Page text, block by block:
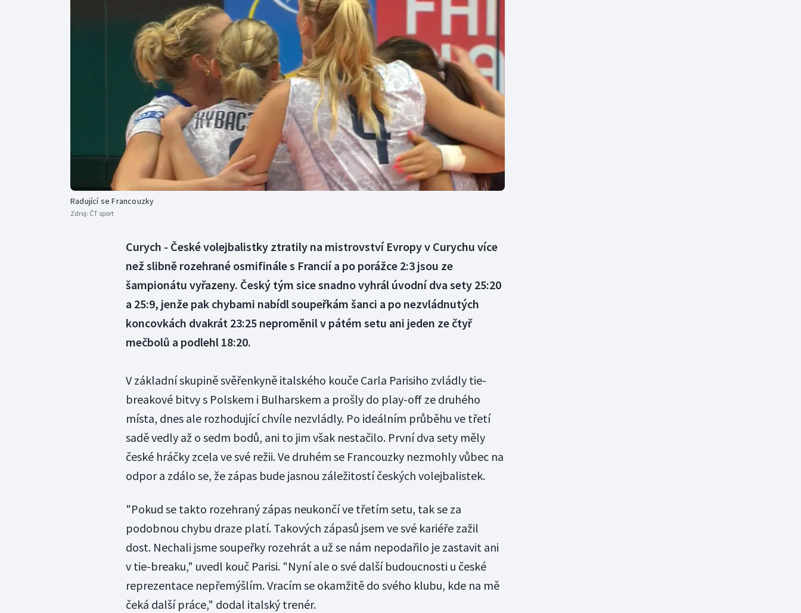
Curling
Dostihy
Florbal
Futsal
Golf
Gymnastika
Moderní pětiboj
Motorsport
Olympijské hry
Parasport
Plavání
Plážový volejbal
Triatlon
Veslování
Vodní slalom
Volejbal
Radující se Francouzky
Zdroj: ČT sport
Curych - České volejbalistky ztratily na mistrovství Evropy v Curychu více
než slibně rozehrané osmifinále s Francií a po porážce 2:3 jsou ze
šampionátu vyřazeny. Český tým sice snadno vyhrál úvodní dva sety 25:20
a 25:9, jenže pak chybami nabídl soupeřkám šanci a po nezvládnutých
koncovkách dvakrát 23:25 neproměnil v pátém setu ani jeden ze čtyř
mečbolů a podlehl 18:20.
V základní skupině svěřenkyně italského kouče Carla Parisiho zvládly tie-
breakové bitvy s Polskem i Bulharskem a prošly do play-off ze druhého
místa, dnes ale rozhodující chvíle nezvládly. Po ideálním průběhu ve třetí
sadě vedly až o sedm bodů, ani to jim však nestačilo. První dva sety měly
české hráčky zcela ve své režii. Ve druhém se Francouzky nezmohly vůbec na
odpor a zdálo se, že zápas bude jasnou záležitostí českých volejbalistek.
"Pokud se takto rozehraný zápas neukončí ve třetím setu, tak se za
podobnou chybu draze platí. Takových zápasů jsem ve své kariéře zažil
dost. Nechali jsme soupeřky rozehrát a už se nám nepodařilo je zastavit ani
v tie-breaku," uvedl kouč Parisi. "Nyní ale o své další budoucnosti u české
reprezentace nepřemýšlím. Vracím se okamžitě do svého klubu, kde na mě
čeká další práce," dodal italský trenér.